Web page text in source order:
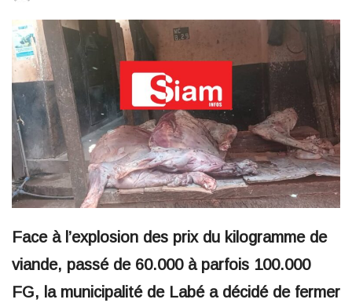
Face à l’explosion des prix du kilogramme de
viande, passé de 60.000 à parfois 100.000
FG, la municipalité de Labé a décidé de fermer